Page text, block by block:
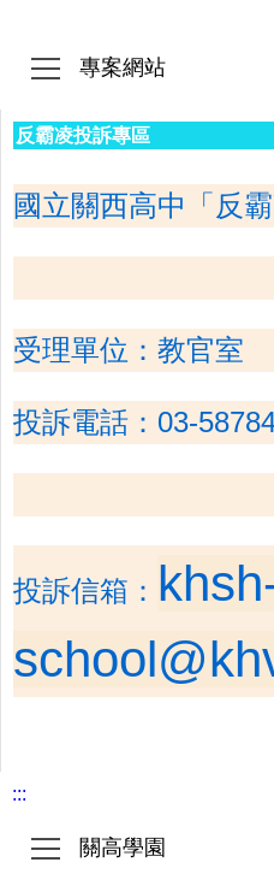
專案網站
反霸凌投訴專區
國立關西高中「反霸
受理單位：教官室
投訴電話：03-
投訴信箱：
:::
關高學園